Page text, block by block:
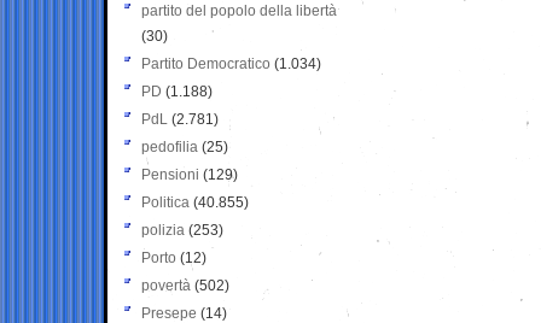
partito del popolo della libertà
(30)
Partito Democratico (1.034)
PD (1.188)
PdL (2.781)
pedofilia (25)
Pensioni (129)
Politica (40.855)
polizia (253)
Porto (12)
povertà (502)
Presepe (14)